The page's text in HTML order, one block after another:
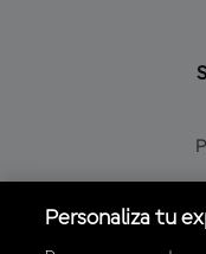
Personaliza tu